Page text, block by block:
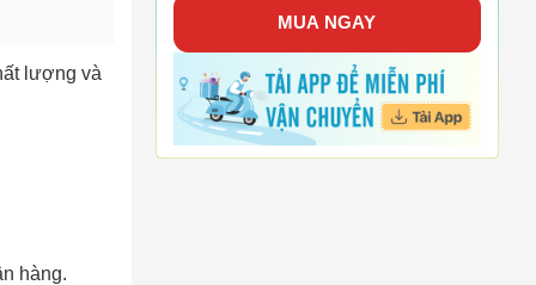
lượng và
hàng.
MUA NGAY